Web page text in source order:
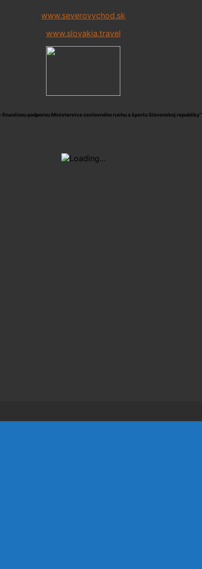
www.severovychod.sk
www.slovakia.travel
finančnou podporou Ministerstva cestovného ruchu a športu Slovenskej republiky“